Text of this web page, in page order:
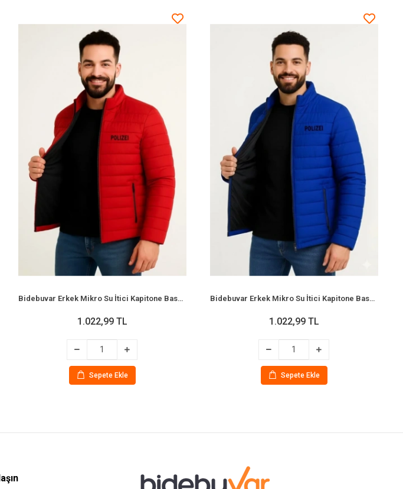
Bidebuvar Erkek Mikro Su İtici Kapitone Baskılı Astarlı Fermuarlı Bomber Mont - Kırmızı
1.022,99 TL
Sepete Ekle
Bidebuvar Erkek Mikro Su İtici Kapitone Baskılı Astarlı Fermuarlı Bomber Mont - Saks Mavisi
1.022,99 TL
Sepete Ekle